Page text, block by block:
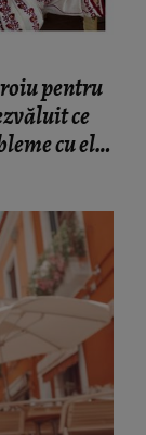
pentru
ce
cu el: